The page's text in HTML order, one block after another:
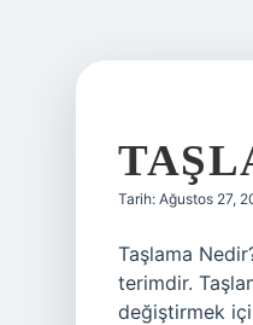
Tarih: Ağustos 27,
Taşlama
terimdir.
değiştirmek